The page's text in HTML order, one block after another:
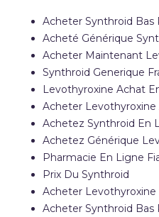
Acheter Synthroid Bas
Acheté Générique
Acheter Maintenant
Synthroid Generique
Levothyroxine Achat
Acheter Levothyroxine
Achetez Synthroid En
Achetez Générique
Pharmacie En Ligne
Prix Du Synthroid
Acheter
Acheter Synthroid Bas